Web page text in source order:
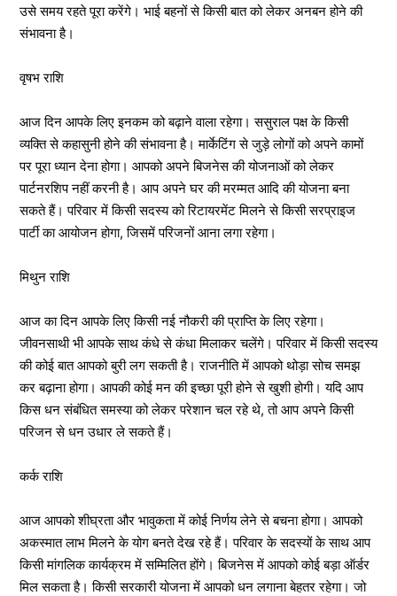
उसे समय रहते पूरा करेंगे। भाई बहनों से किसी बात को लेकर अनबन होने की
संभावना है।
वृषभ राशि
आज दिन आपके लिए इनकम को बढ़ाने वाला रहेगा। ससुराल पक्ष के किसी
व्यक्ति से कहासुनी होने की संभावना है। मार्केटिंग से जुड़े लोगों को अपने कामों
पर पूरा ध्यान देना होगा। आपको अपने बिजनेस की योजनाओं को लेकर
पार्टनरशिप नहीं करनी है। आप अपने घर की मरम्मत आदि की योजना बना
सकते हैं। परिवार में किसी सदस्य को रिटायरमेंट मिलने से किसी सरप्राइज
पार्टी का आयोजन होगा, जिसमें परिजनों आना लगा रहेगा।
मिथुन राशि
आज का दिन आपके लिए किसी नई नौकरी की प्राप्ति के लिए रहेगा।
जीवनसाथी भी आपके साथ कंधे से कंधा मिलाकर चलेंगे। परिवार में किसी सदस्य
की कोई बात आपको बुरी लग सकती है। राजनीति में आपको थोड़ा सोच समझ
कर बढ़ाना होगा। आपकी कोई मन की इच्छा पूरी होने से खुशी होगी। यदि आप
किस धन संबंधित समस्या को लेकर परेशान चल रहे थे, तो आप अपने किसी
परिजन से धन उधार ले सकते हैं।
कर्क राशि
आज आपको शीघ्रता और भावुकता में कोई निर्णय लेने से बचना होगा। आपको
अकस्मात लाभ मिलने के योग बनते देख रहे हैं। परिवार के सदस्यों के साथ आप
किसी मांगलिक कार्यक्रम में सम्मिलित होंगे। बिजनेस में आपको कोई बड़ा ऑर्डर
मिल सकता है। किसी सरकारी योजना में आपको धन लगाना बेहतर रहेगा। जो